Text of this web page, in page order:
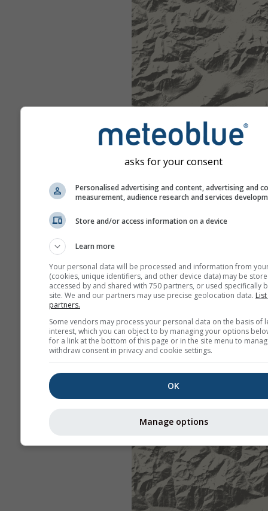
asks for your consent
Personalised advertising and content, advertising and
measurement, audience research and services
Store and/or access information on a device
Learn more
Your personal data will be processed and information from
(cookies, unique identifiers, and other device data) may be
accessed by and shared with 750 partners, or used specifically
site. We and our partners may use precise geolocation data.
partners.
Some vendors may process your personal data on the basis of
interest, which you can object to by managing your options
for a link at the bottom of this page or in the site menu to
withdraw consent in privacy and cookie settings.
OK
Manage options